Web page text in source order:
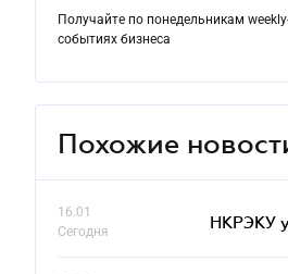
Получайте по понедельникам
событиях бизнеса
Похожие
16.01
Сегодня
НКРЭКУ